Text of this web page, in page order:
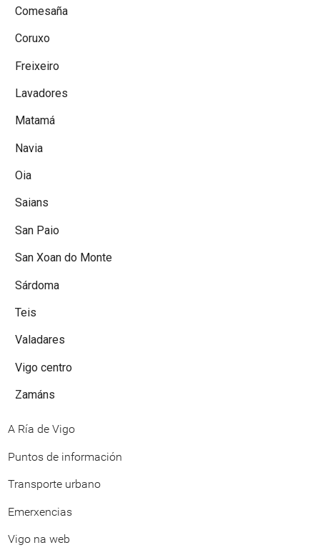
Comesaña
Coruxo
Freixeiro
Lavadores
Matamá
Navia
Oia
Saians
San Paio
San Xoan do Monte
Sárdoma
Teis
Valadares
Vigo centro
Zamáns
A Ría de Vigo
Puntos de información
Transporte urbano
Emerxencias
Vigo na web